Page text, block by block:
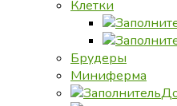
Клетки
Брудеры
Миниферма